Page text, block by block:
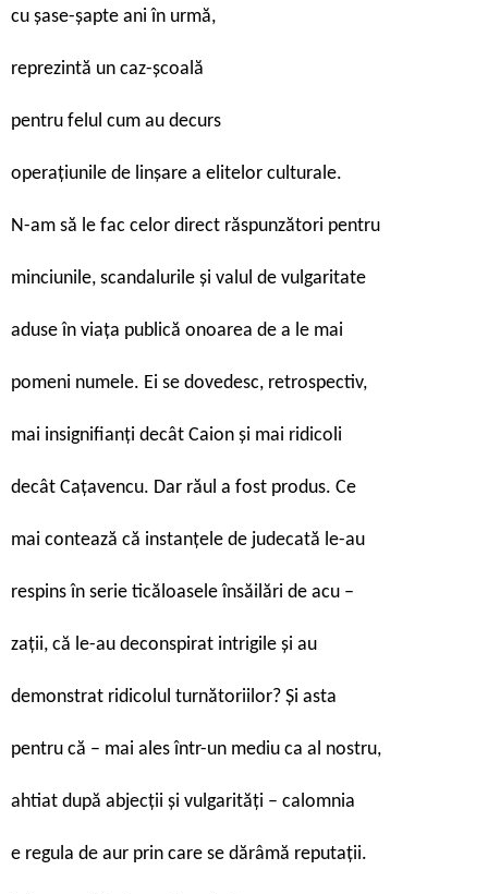
cu șase-șapte ani în urmă,
reprezintă un caz-școală
pentru felul cum au decurs
operațiunile de linșare a elitelor culturale.
N-am să le fac celor direct răspunzători pentru
minciunile, scandalurile și valul de vulgaritate
aduse în viața publică onoarea de a le mai
pomeni numele. Ei se dovedesc, retrospectiv,
mai insignifianți decât Caion și mai ridicoli
decât Cațavencu. Dar răul a fost produs. Ce
mai contează că instanțele de judecată le-au
respins în serie ticăloasele însăilări de acu –
zații, că le-au deconspirat intrigile și au
demonstrat ridicolul turnătoriilor? Și asta
pentru că – mai ales într-un mediu ca al nostru,
ahtiat după abjecții și vulgarități – calomnia
e regula de aur prin care se dărâmă reputații.